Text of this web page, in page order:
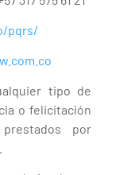
pqrs/
tipo de
o felicitación
por